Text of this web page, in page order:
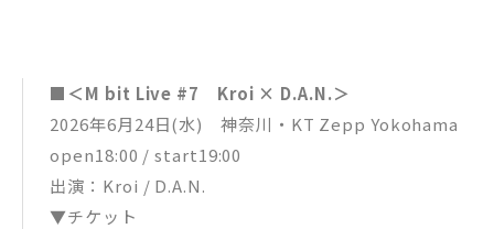
■＜M bit Live #7 Kroi × D.A.N.＞
2026年6月24日(水) 神奈川・KT Zepp Yokohama
open18:00 / start19:00
出演：Kroi / D.A.N.
▼チケット